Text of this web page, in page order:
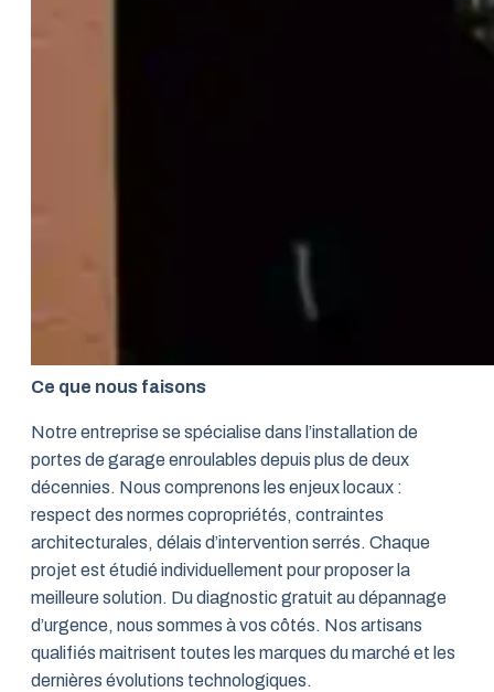
Ce que nous faisons
Notre entreprise se spécialise dans l’installation de
portes de garage enroulables depuis plus de deux
décennies. Nous comprenons les enjeux locaux :
respect des normes copropriétés, contraintes
architecturales, délais d’intervention serrés. Chaque
projet est étudié individuellement pour proposer la
meilleure solution. Du diagnostic gratuit au dépannage
d’urgence, nous sommes à vos côtés. Nos artisans
qualifiés maitrisent toutes les marques du marché et les
dernières évolutions technologiques.